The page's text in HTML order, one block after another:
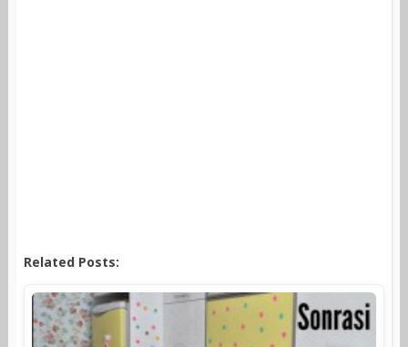
Related Posts: